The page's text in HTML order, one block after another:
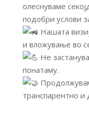
олеснуваме
подобри услови
Нашата
и вложување во
Не
понатаму.
транспарентно